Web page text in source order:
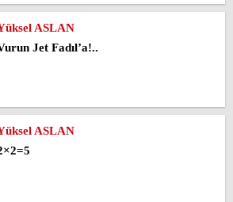
ASLAN
Jet Fadıl’a!..
ASLAN